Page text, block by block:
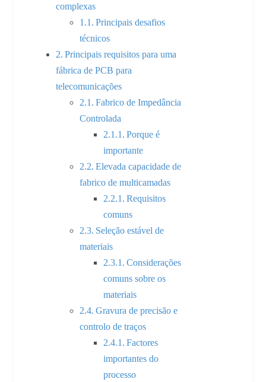
complexas
Principais desafios
técnicos
Principais requisitos para uma
fábrica de PCB para
telecomunicações
Fabrico de Impedância
Controlada
Porque é
importante
Elevada capacidade de
fabrico de multicamadas
Requisitos
comuns
Seleção estável de
materiais
Considerações
comuns sobre os
materiais
Gravura de precisão e
controlo de traços
Factores
importantes do
processo